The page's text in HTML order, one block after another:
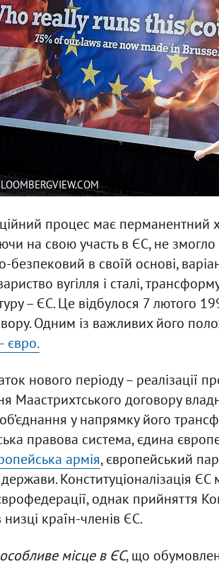
процес має перманентний
на свою участь в ЄС, не
безпековий в своїй основі,
вугілля і сталі,
– ЄС. Це відбулося 7 лютого
Одним із важливих його
євро.
нового періоду – реалізації
Маастрихтського договору
у напрямку його
правова система, єдина
армія, європейський
Конституціоналізація
однак прийняття
країн-членів ЄС.
місце в ЄС, що